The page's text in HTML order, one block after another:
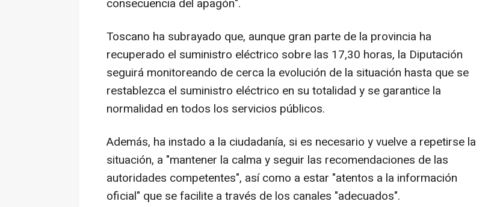
consecuencia del apagón".
Toscano ha subrayado que, aunque gran parte de la provincia ha
recuperado el suministro eléctrico sobre las 17,30 horas, la Diputación
seguirá monitoreando de cerca la evolución de la situación hasta que se
restablezca el suministro eléctrico en su totalidad y se garantice la
normalidad en todos los servicios públicos.
Además, ha instado a la ciudadanía, si es necesario y vuelve a repetirse la
situación, a "mantener la calma y seguir las recomendaciones de las
autoridades competentes", así como a estar "atentos a la información
oficial" que se facilite a través de los canales "adecuados".